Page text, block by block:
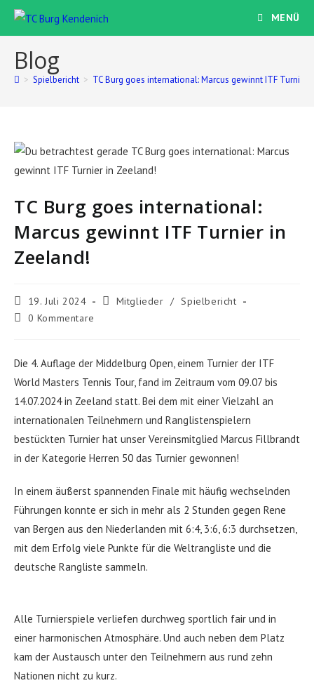
Zum
MENÜ
Blog
> Spielbericht > TC Burg goes international: Marcus gewinnt ITF Turnier
TC Burg goes international:
Marcus gewinnt ITF Turnier in
Zeeland!
Beitrag
veröffentlicht:
19. Juli 2024
Beitrags-
Mitglieder / Spielbericht
Beitrags-
0 Kommentare
Die 4. Auflage der Middelburg Open, einem Turnier der ITF
World Masters Tennis Tour, fand im Zeitraum vom 09.07 bis
14.07.2024 in Zeeland statt. Bei dem mit einer Vielzahl an
internationalen Teilnehmern und Ranglistenspielern
bestückten Turnier hat unser Vereinsmitglied Marcus Fillbrandt
in der Kategorie Herren 50 das Turnier gewonnen!
In einem äußerst spannenden Finale mit häufig wechselnden
Führungen konnte er sich in mehr als 2 Stunden gegen Rene
van Bergen aus den Niederlanden mit 6:4, 3:6, 6:3 durchsetzen,
mit dem Erfolg viele Punkte für die Weltrangliste und die
deutsche Rangliste sammeln.
Alle Turnierspiele verliefen durchweg sportlich fair und in
einer harmonischen Atmosphäre. Und auch neben dem Platz
kam der Austausch unter den Teilnehmern aus rund zehn
Nationen nicht zu kurz.